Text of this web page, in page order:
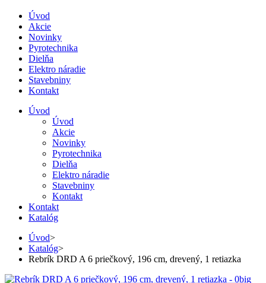
Úvod
Akcie
Novinky
Pyrotechnika
Dielňa
Elektro náradie
Stavebniny
Kontakt
Úvod
Úvod
Akcie
Novinky
Pyrotechnika
Dielňa
Elektro náradie
Stavebniny
Kontakt
Kontakt
Katalóg
Úvod>
Katalóg>
Rebrík DRD A 6 priečkový, 196 cm, drevený, 1 retiazka